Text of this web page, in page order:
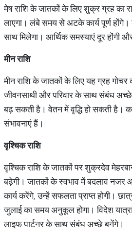
मेष राशि के जातकों के लिए शुक्र ग्रह का
लाएगा। लंबे समय से अटके कार्य पूर्ण होंगे।
साथ मिलेगा। आर्थिक समस्याएं दूर होंगी
मीनराशि
मीन राशि के जातकों के लिए यह ग्रह गोचर
जीवनसाथी और परिवार के साथ संबंध अच्छे
बढ़ सकती है। वेतन में वृद्धि हो सकती है।
संभावनाएं हैं।
वृश्चिकराशि
वृश्चिक राशि के जातकों पर शुक्रदेव मेहरबान
बढ़ेगी। जातकों के स्वभाव में बदलाव
कार्य करेंगे, उन्हें सफलता प्राप्त होगी।
जुलाई का समय अनुकूल होगा। विदेश
लाइफ पार्टनर के साथ संबंध अच्छे बनेंगे।